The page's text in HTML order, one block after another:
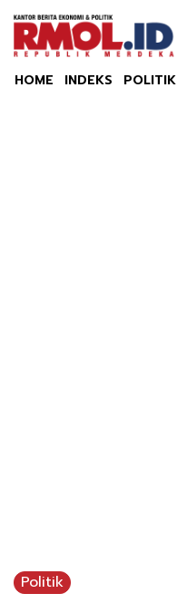
HOME INDEKS POLITIK
Politik